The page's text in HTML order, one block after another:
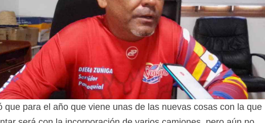
que para el año que viene unas de las nuevas cosas con la que